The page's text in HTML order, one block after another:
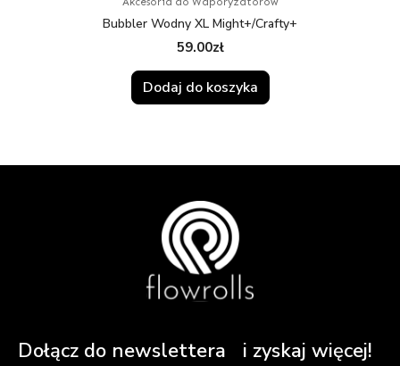
Bubbler Wodny XL Might+/Crafty+
59.00zł
Dodaj do koszyka
Dołącz do newslettera i zyskaj więcej!